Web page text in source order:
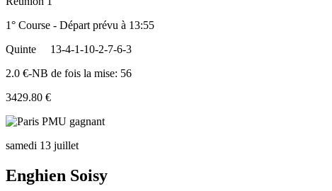
1° Course - Départ prévu à 13:55
Quinte
13-4-1-10-2-7-6-3
2.0 €-NB de fois la mise: 56
3429.80 €
samedi 13 juillet
Enghien Soisy